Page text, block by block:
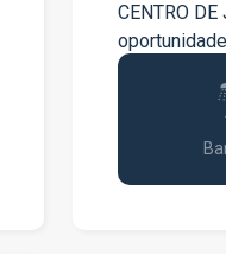
CENTRO DE
em uma
coração de Jacareí! Com
privativa,
para